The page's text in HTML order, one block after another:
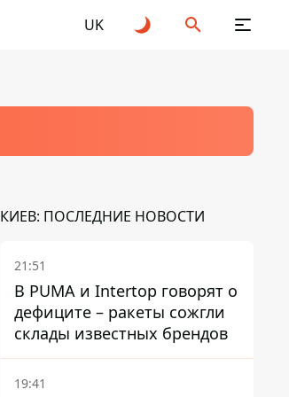
UK
КИЕВ: ПОСЛЕДНИЕ НОВОСТИ
21:51
В PUMA и Intertop говорят о
дефиците – ракеты сожгли
склады известных брендов
19:41